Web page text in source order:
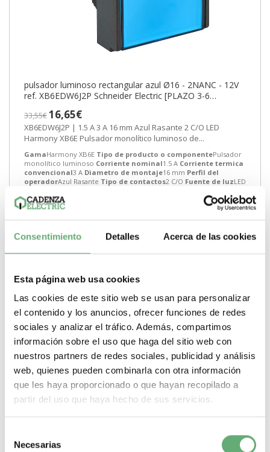
Consentimiento Detalles Acerca de las cookies
Esta página web usa cookies
Las cookies de este sitio web se usan para personalizar
el contenido y los anuncios, ofrecer funciones de redes
sociales y analizar el tráfico. Además, compartimos
información sobre el uso que haga del sitio web con
nuestros partners de redes sociales, publicidad y análisis
web, quienes pueden combinarla con otra información
que les haya proporcionado o que hayan recopilado a
partir del uso que haya hecho de sus servicios.
Necesarias
pulsador luminoso rectangular azul Ø16 - 2NANC - 12V
ref. XB6EDW6J2P Schneider Electric [PLAZO 3-6
33,55€16,65€
XB6EDW6J2P | 1.5 A 3 A 16 mm Azul Rasante 2 C/O LED
Harmony XB6E Pulsador monolítico luminoso de...
GamaHarmony XB6E Tipo de producto o componentePulsador
monolítico luminoso Corriente nominal1.5 A Corriente termica
convencional3 A Diametro de montaje16 mm Perfil del
operadorAzul Rasante Tipo de contactos2 C/O Fuente de luzLED
- +
Comprar